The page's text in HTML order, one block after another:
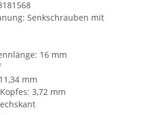
Senkschrauben mit
16 mm
mm
3,72 mm